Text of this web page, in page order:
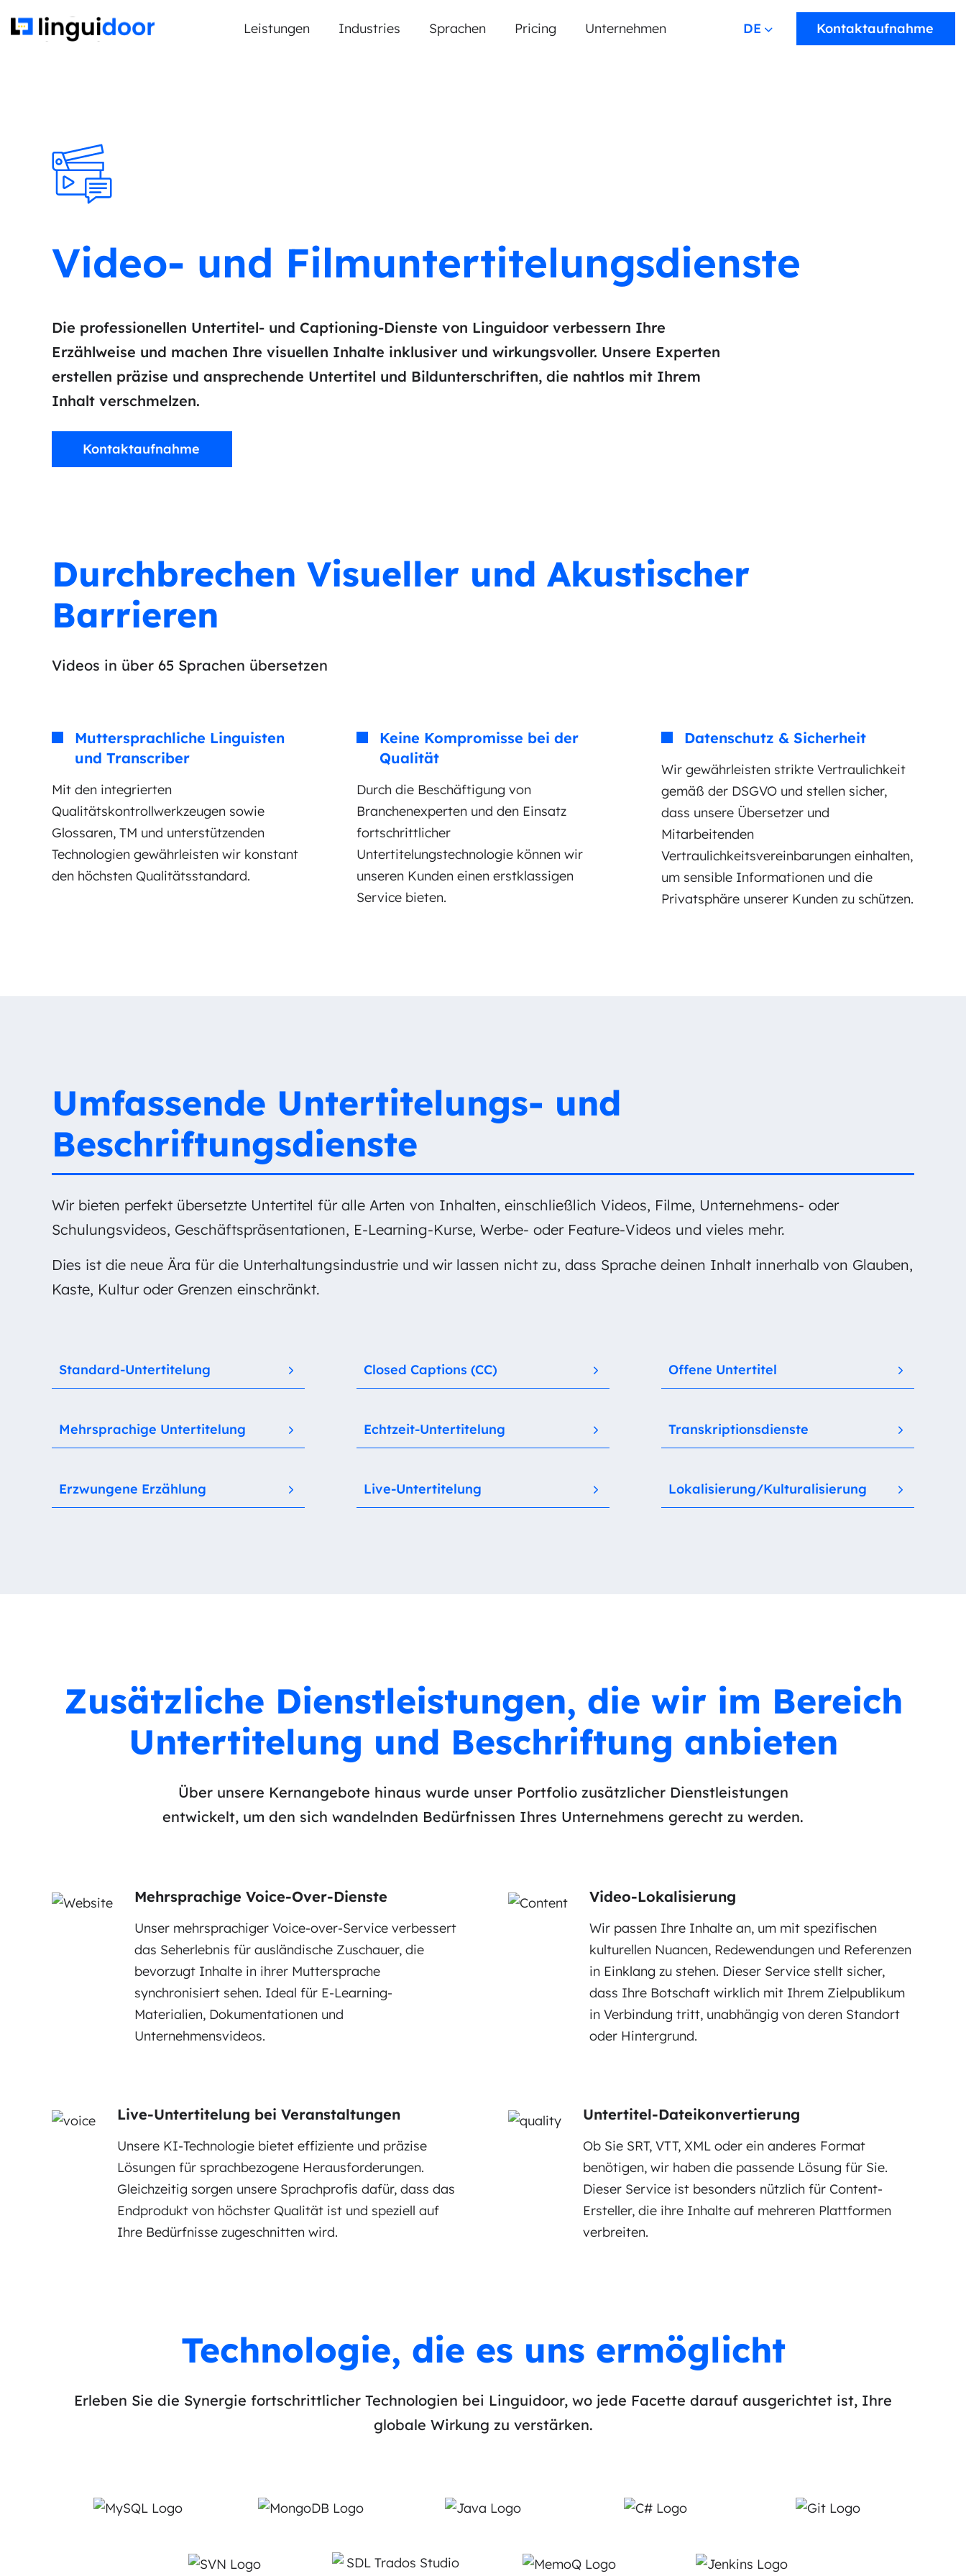
Leistungen Industries Sprachen Pricing Unternehmen DEUTSCH Kontaktaufnahme
Video- und Filmuntertitelungsdienste
Die professionellen Untertitel- und Captioning-Dienste von Linguidoor verbessern Ihre
Erzählweise und machen Ihre visuellen Inhalte inklusiver und wirkungsvoller. Unsere Experten
erstellen präzise und ansprechende Untertitel und Bildunterschriften, die nahtlos mit Ihrem
Inhalt verschmelzen.
Kontaktaufnahme
Durchbrechen Visueller und Akustischer
Barrieren
Videos in über 65 Sprachen übersetzen
Muttersprachliche Linguisten
und Transcriber
Mit den integrierten
Qualitätskontrollwerkzeugen sowie
Glossaren, TM und unterstützenden
Technologien gewährleisten wir konstant
den höchsten Qualitätsstandard.
Keine Kompromisse bei der
Qualität
Durch die Beschäftigung von
Branchenexperten und den Einsatz
fortschrittlicher
Untertitelungstechnologie können wir
unseren Kunden einen erstklassigen
Service bieten.
Datenschutz & Sicherheit
Wir gewährleisten strikte Vertraulichkeit
gemäß der DSGVO und stellen sicher,
dass unsere Übersetzer und
Mitarbeitenden
Vertraulichkeitsvereinbarungen einhalten,
um sensible Informationen und die
Privatsphäre unserer Kunden zu schützen.
Umfassende Untertitelungs- und
Beschriftungsdienste
Wir bieten perfekt übersetzte Untertitel für alle Arten von Inhalten, einschließlich Videos, Filme, Unternehmens- oder
Schulungsvideos, Geschäftspräsentationen, E-Learning-Kurse, Werbe- oder Feature-Videos und vieles mehr.
Dies ist die neue Ära für die Unterhaltungsindustrie und wir lassen nicht zu, dass Sprache deinen Inhalt innerhalb von Glauben,
Kaste, Kultur oder Grenzen einschränkt.
Standard-Untertitelung Closed Captions (CC) Offene Untertitel
Mehrsprachige Untertitelung Echtzeit-Untertitelung Transkriptionsdienste
Erzwungene Erzählung Live-Untertitelung Lokalisierung/Kulturalisierung
Zusätzliche Dienstleistungen, die wir im Bereich
Untertitelung und Beschriftung anbieten
Über unsere Kernangebote hinaus wurde unser Portfolio zusätzlicher Dienstleistungen
entwickelt, um den sich wandelnden Bedürfnissen Ihres Unternehmens gerecht zu werden.
Mehrsprachige Voice-Over-Dienste
Unser mehrsprachiger Voice-over-Service verbessert
das Seherlebnis für ausländische Zuschauer, die
bevorzugt Inhalte in ihrer Muttersprache
synchronisiert sehen. Ideal für E-Learning-
Materialien, Dokumentationen und
Unternehmensvideos.
Video-Lokalisierung
Wir passen Ihre Inhalte an, um mit spezifischen
kulturellen Nuancen, Redewendungen und Referenzen
in Einklang zu stehen. Dieser Service stellt sicher,
dass Ihre Botschaft wirklich mit Ihrem Zielpublikum
in Verbindung tritt, unabhängig von deren Standort
oder Hintergrund.
Live-Untertitelung bei Veranstaltungen
Unsere KI-Technologie bietet effiziente und präzise
Lösungen für sprachbezogene Herausforderungen.
Gleichzeitig sorgen unsere Sprachprofis dafür, dass das
Endprodukt von höchster Qualität ist und speziell auf
Ihre Bedürfnisse zugeschnitten wird.
Untertitel-Dateikonvertierung
Ob Sie SRT, VTT, XML oder ein anderes Format
benötigen, wir haben die passende Lösung für Sie.
Dieser Service ist besonders nützlich für Content-
Ersteller, die ihre Inhalte auf mehreren Plattformen
verbreiten.
Technologie, die es uns ermöglicht
Erleben Sie die Synergie fortschrittlicher Technologien bei Linguidoor, wo jede Facette darauf ausgerichtet ist, Ihre
globale Wirkung zu verstärken.​